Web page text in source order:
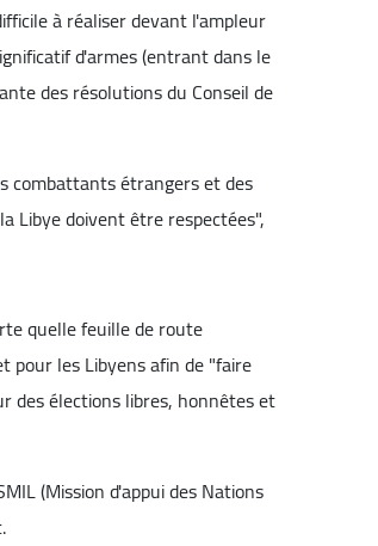
à réaliser devant l'ampleur
d'armes (entrant dans le
des résolutions du Conseil de
combattants étrangers et des
Libye doivent être respectées",
quelle feuille de route
pour les Libyens afin de "faire
des élections libres, honnêtes et
(Mission d'appui des Nations